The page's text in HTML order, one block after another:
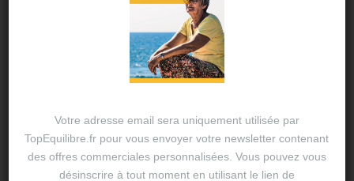
Cette méthode de soin manuelle, proche de
l’ostéopathie, permet de libérer des tensions et
d’apaiser des douleurs. À découvrir. Longtemps les
fascias ont été considérés comme de simples
Votre adresse email sera uniquement utilisée par
TopEquilibre.fr pour vous envoyer votre newsletter contenant
des offres commerciales personnalisées. Vous pouvez vous
désinscrire à tout moment en utilisant le lien de